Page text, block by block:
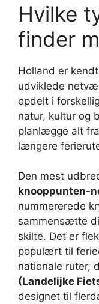
Hvilke
finder
Holland er
udviklede
opdelt i
natur, kultur og
planlægge alt
længere
Den mest
knooppunten-
nummererede
sammensætte
skilte. Det er
populært til
nationale ruter,
(Landelijke
designet til